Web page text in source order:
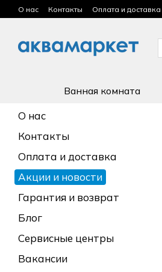
Перейти к основному контенту
О нас Контакты Оплата и доставка
Условия использования сайта
Ванная комната
О нас
Контакты
Оплата и доставка
Акции и новости
Гарантия и возврат
Блог
Сервисные центры
Вакансии